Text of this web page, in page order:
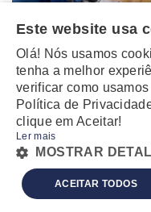
© 2020 - TODOS DIREITOS
Este website usa
Olá! Nós usamos
tenha a melhor
verificar como
Política de
clique em Aceitar!
Ler mais
MOSTRAR
ACEITAR TODOS